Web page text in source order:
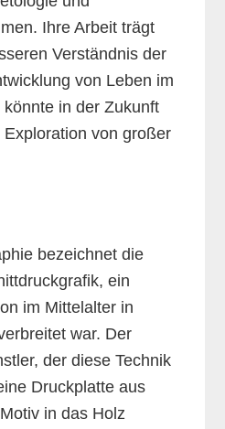
Ihre Arbeit trägt
Verständnis der
von Leben im
in der Zukunft
von großer
bezeichnet die
ein
im Mittelalter in
war. Der
der diese Technik
Druckplatte aus
in das Holz